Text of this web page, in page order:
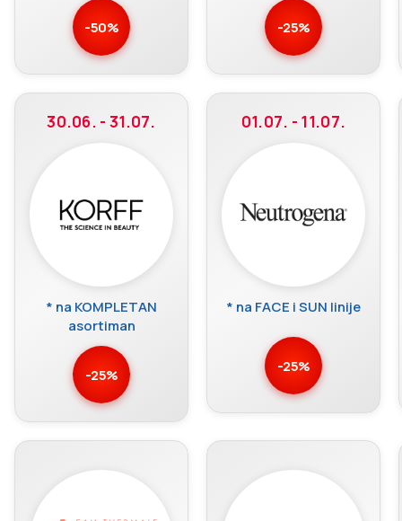
-50% -25%
30.06. - 31.07.
* na KOMPLETAN
asortiman
-25%
01.07. - 11.07.
* na FACE i SUN linije
-25%